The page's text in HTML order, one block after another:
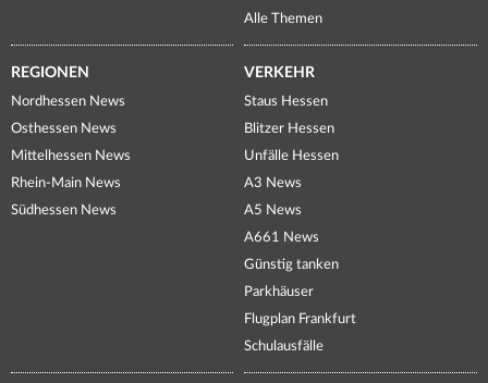
Alle Themen
REGIONEN
Nordhessen News
Osthessen News
Mittelhessen News
Rhein-Main News
Südhessen News
VERKEHR
Staus Hessen
Blitzer Hessen
Unfälle Hessen
A3 News
A5 News
A661 News
Günstig tanken
Parkhäuser
Flugplan Frankfurt
Schulausfälle